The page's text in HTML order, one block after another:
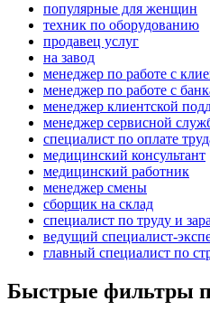
популярные для женщин
техник по оборудованию
продавец услуг
на завод
менеджер по работе с
менеджер по работе с
менеджер клиентской
менеджер сервисной
специалист по оплате
медицинский консультант
медицинский работник
менеджер смены
сборщик на склад
специалист по труду и
ведущий специалист-
главный специалист по
Быстрые фильтры